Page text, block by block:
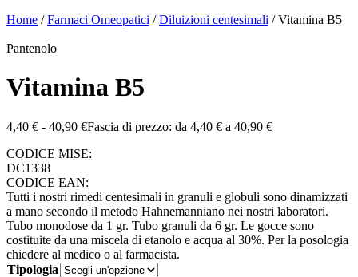
Home /Farmaci Omeopatici /Diluizioni centesimali / Vitamina B5
Pantenolo
Vitamina B5
4,40 € - 40,90 €Fascia di prezzo: da 4,40 € a 40,90 €
CODICE MISE:
DC1338
CODICE EAN:
Tutti i nostri rimedi centesimali in granuli e globuli sono dinamizzati
a mano secondo il metodo Hahnemanniano nei nostri laboratori.
Tubo monodose da 1 gr. Tubo granuli da 6 gr. Le gocce sono
costituite da una miscela di etanolo e acqua al 30%. Per la posologia
chiedere al medico o al farmacista.
Tipologia